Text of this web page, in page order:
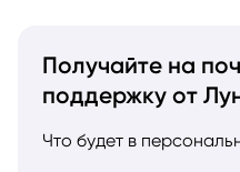
Получайте на
поддержку от
Что будет в